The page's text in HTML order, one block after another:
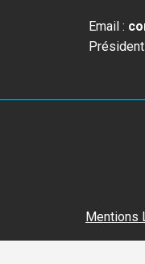
Email :
Président
Mentions